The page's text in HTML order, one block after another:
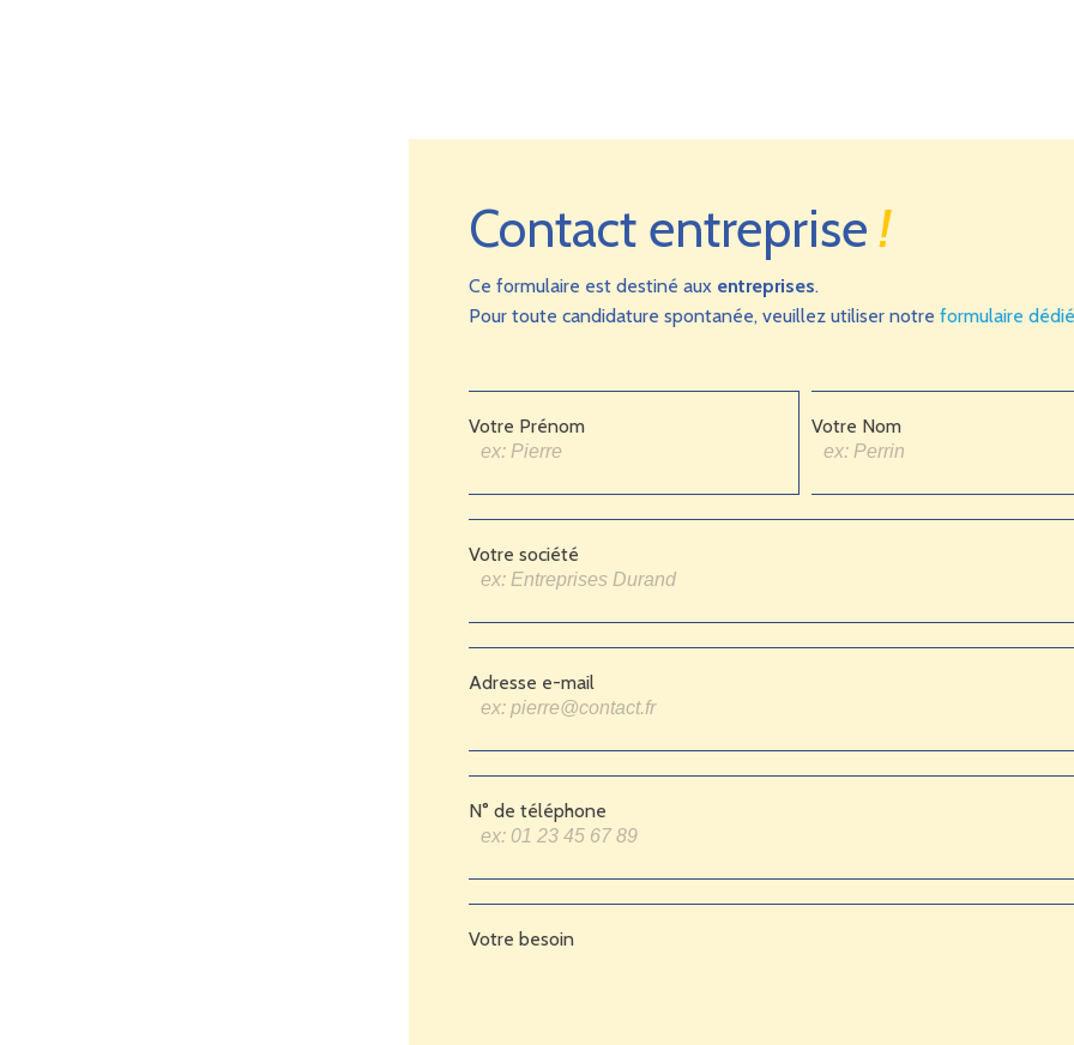
Contact entreprise!
Ce formulaire est destiné aux entreprises.
Pour toute candidature spontanée, veuillez utiliser notre formulaire dédié
Votre Prénom Votre Nom
Votre société
Adresse e-mail
N° de téléphone
Votre besoin